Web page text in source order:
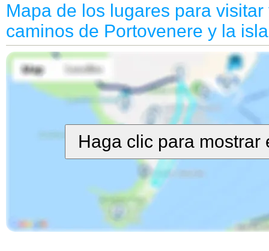
Mapa de los lugares para visitar
caminos de Portovenere y la
Haga clic para mostrar